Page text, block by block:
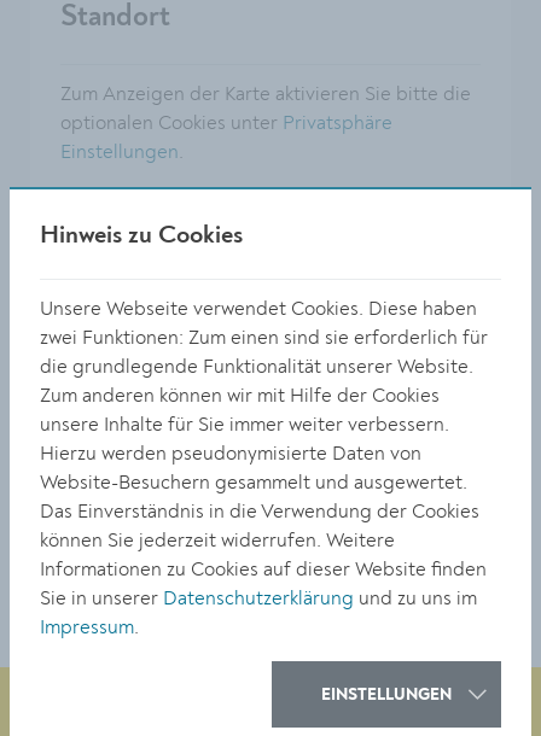
Standort
Zum Anzeigen der Karte aktivieren Sie bitte die
optionalen Cookies unter Privatsphäre
Einstellungen.
Adresse
Stadtgraben 13
3500 Krems
Hinweis zu Cookies
Unsere Webseite verwendet Cookies. Diese haben
zwei Funktionen: Zum einen sind sie erforderlich für
die grundlegende Funktionalität unserer Website.
Zum anderen können wir mit Hilfe der Cookies
unsere Inhalte für Sie immer weiter verbessern.
Hierzu werden pseudonymisierte Daten von
Website-Besuchern gesammelt und ausgewertet.
Das Einverständnis in die Verwendung der Cookies
können Sie jederzeit widerrufen. Weitere
Informationen zu Cookies auf dieser Website finden
Sie in unserer Datenschutzerklärung und zu uns im
Impressum.
EINSTELLUNGEN